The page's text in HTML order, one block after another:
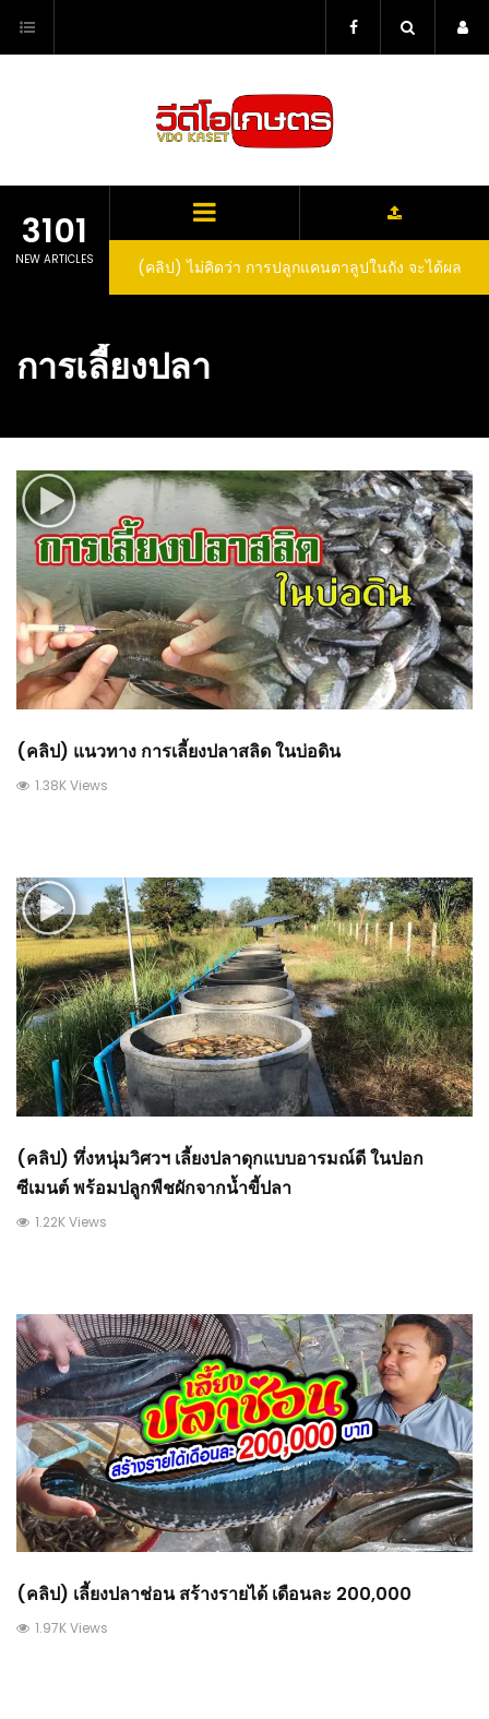
content
3101
NEW ARTICLES
ปในถัง จะได้ผล
expect that
fruit
(คลิป) วิธีทำไวน์สับปะรด Pineapple Wine
การเลี้ยงปลา
(คลิป) แนวทาง การเลี้ยงปลาสลิด ในบ่อดิน
1.38K Views
(คลิป) ทึ่งหนุ่มวิศวฯ เลี้ยงปลาดุกแบบอารมณ์ดี ในปอก
ซีเมนต์ พร้อมปลูกพืชผักจากน้ำขี้ปลา
1.22K Views
(คลิป) เลี้ยงปลาช่อน สร้างรายได้ เดือนละ 200,000
1.97K Views